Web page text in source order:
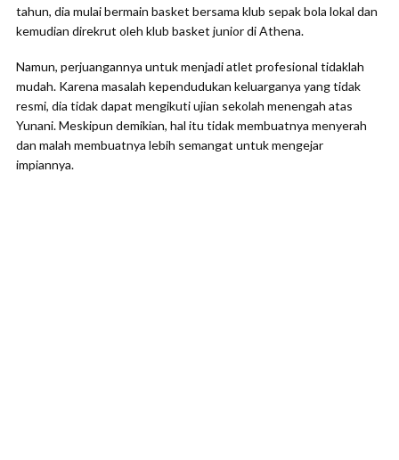
tahun, dia mulai bermain basket bersama klub sepak bola lokal dan
kemudian direkrut oleh klub basket junior di Athena.
Namun, perjuangannya untuk menjadi atlet profesional tidaklah
mudah. Karena masalah kependudukan keluarganya yang tidak
resmi, dia tidak dapat mengikuti ujian sekolah menengah atas
Yunani. Meskipun demikian, hal itu tidak membuatnya menyerah
dan malah membuatnya lebih semangat untuk mengejar
impiannya.